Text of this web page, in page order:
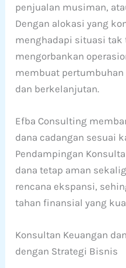
penjualan musiman,
Dengan alokasi yang
menghadapi situasi tak
mengorbankan
membuat
dan berkelanjutan.
Efba Consulting
dana cadangan sesuai
Pendampingan
dana tetap aman
rencana ekspansi,
tahan finansial yang
Konsultan Keuangan
dengan Strategi Bisnis